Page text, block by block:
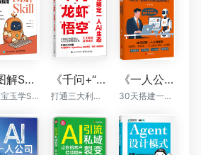
《图解Skill：AI提效实战指南》
跟着宝玉学Skill，让你的AI自动出活
《千问+“龙虾”+“悟空”：轻松搞定一人AI生态》
打通三大利器，千问提示词，OpenClaw自动执行，“悟空”全能落地
《一人公司：AI时代普通人的财富新风口》
30天搭建一人公司框架